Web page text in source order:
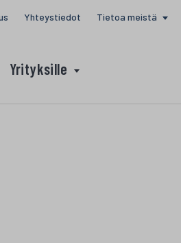
Yhteystiedot Tietoa meistä
Yrityksille